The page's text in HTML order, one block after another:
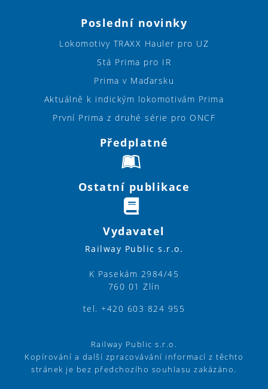
Poslední novinky
Lokomotivy TRAXX Hauler pro UZ
Stá Prima pro IR
Prima v Maďarsku
Aktuálně k indickým lokomotivám Prima
První Prima z druhé série pro ONCF
Předplatné
Ostatní publikace
Vydavatel
Railway Public s.r.o.
K Pasekám 2984/45
760 01 Zlín
tel. +420 603 824 955
Railway Public s.r.o.
Kopírování a další zpracovávání informací z těchto
stránek je bez předchozího souhlasu zakázáno.